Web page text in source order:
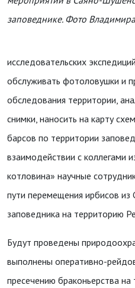
заповеднике. Фото
исследовательских
обслуживать фотоловушки и
обследования территории,
снимки, наносить на карту
барсов по территории
взаимодействии с коллегами
котловина» научные
пути перемещения ирбисов
заповедника на территорию
Будут проведены
выполнены оперативно-
пресечению браконьерства